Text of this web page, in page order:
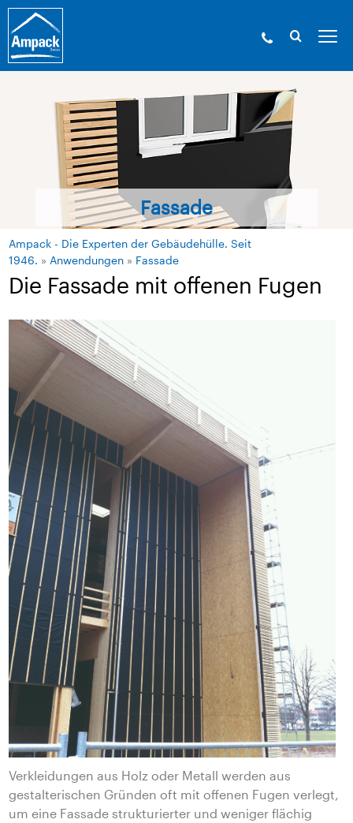
Fassade
Ampack - Die Experten der Gebäudehülle. Seit
1946. » Anwendungen » Fassade
Die Fassade mit offenen Fugen
Verkleidungen aus Holz oder Metall werden aus
gestalterischen Gründen oft mit offenen Fugen verlegt,
um eine Fassade strukturierter und weniger flächig